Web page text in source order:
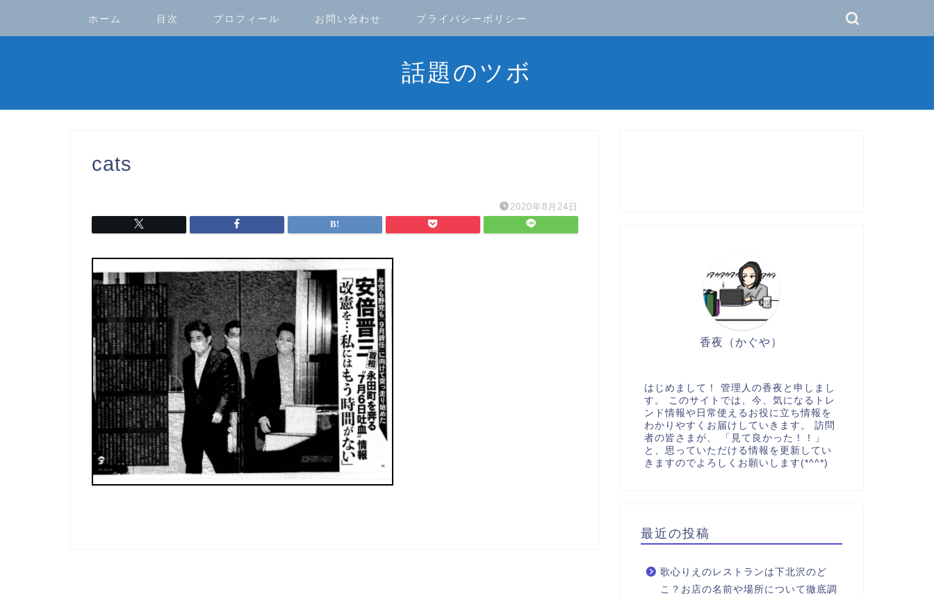
ホーム 目次 プロフィール お問い合わせ プライバシーポリシー
話題のツボ
cats
2020年8月24日
香夜（かぐや）
はじめまして！ 管理人の香夜と申しまし
す。 このサイトでは、今、気になるトレ
ンド情報や日常使えるお役に立ち情報を
わかりやすくお届けしていきます。 訪問
者の皆さまが、 「見て良かった！！」
と、思っていただける情報を更新してい
きますのでよろしくお願いします(*^^*)
最近の投稿
歌心りえのレストランは下北沢のど
こ？お店の名前や場所について徹底調